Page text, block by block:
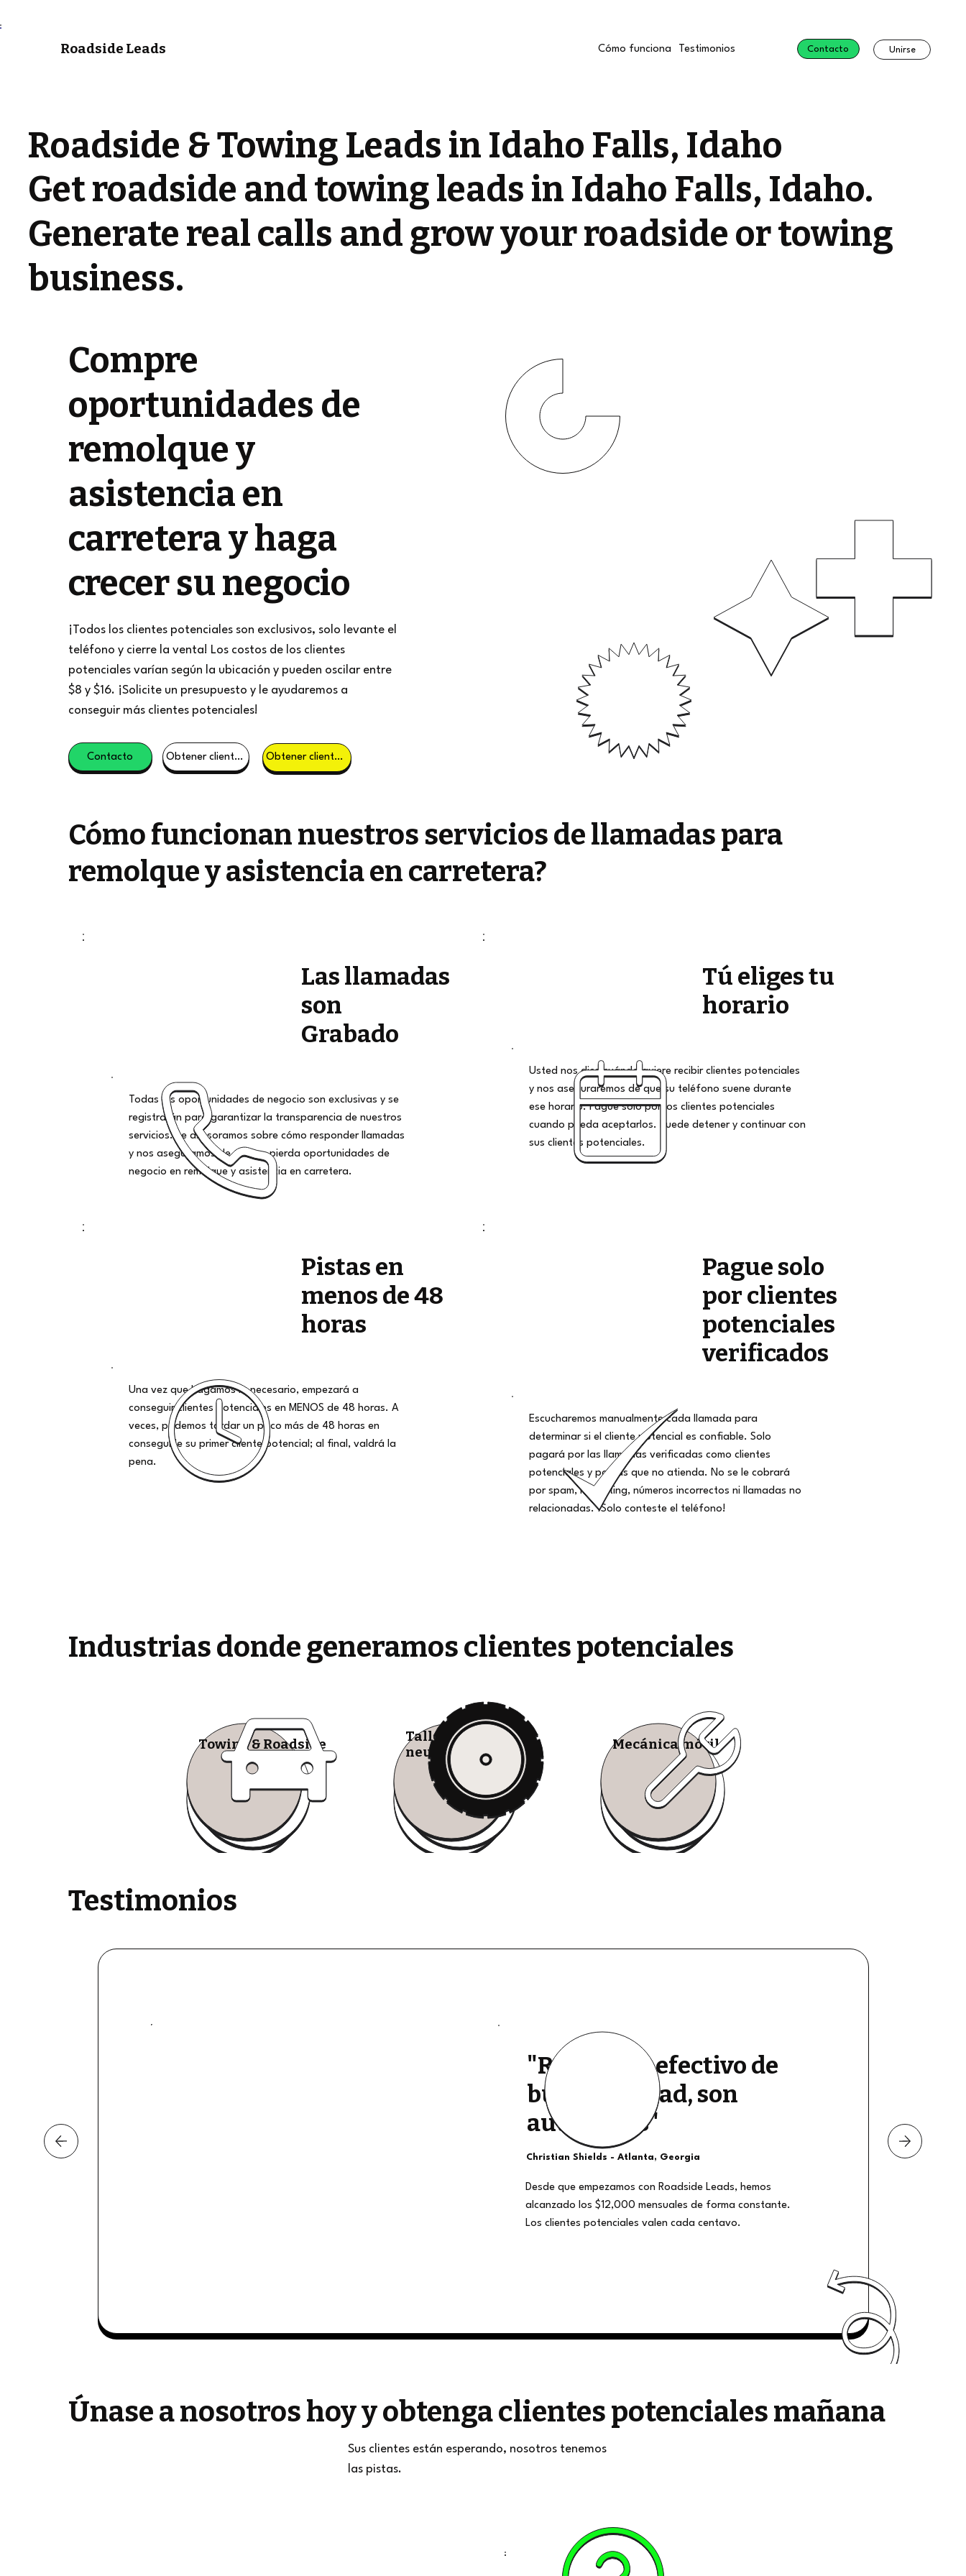
Roadside Leads Cómo funciona Testimonios Contacto Unirse
Roadside & Towing Leads in Idaho Falls, Idaho
Get roadside and towing leads in Idaho Falls, Idaho.
Generate real calls and grow your roadside or towing
business.
Compre
oportunidades de
remolque y
asistencia en
carretera y haga
crecer su negocio
¡Todos los clientes potenciales son exclusivos, solo levante el
teléfono y cierre la venta! Los costos de los clientes
potenciales varían según la ubicación y pueden oscilar entre
$8 y $16. ¡Solicite un presupuesto y le ayudaremos a
conseguir más clientes potenciales!
Contacto Obtener clientes potenciales Obtener clientes potenciales
Cómo funcionan nuestros servicios de llamadas para
remolque y asistencia en carretera?
Las llamadas
son
Grabado
Todas las oportunidades de negocio son exclusivas y se
registrarán para garantizar la transparencia de nuestros
servicios. Le asesoramos sobre cómo responder llamadas
y nos aseguramos de que no pierda oportunidades de
negocio en remolque y asistencia en carretera.
Tú eliges tu
horario
Usted nos dice cuándo quiere recibir clientes potenciales
y nos aseguraremos de que su teléfono suene durante
ese horario. Pague solo por los clientes potenciales
cuando pueda aceptarlos. Puede detener y continuar con
sus clientes potenciales.
Pistas en
menos de 48
horas
Una vez que hagamos lo necesario, empezará a
conseguir clientes potenciales en MENOS de 48 horas. A
veces, podemos tardar un poco más de 48 horas en
conseguirle su primer cliente potencial; al final, valdrá la
pena.
Pague solo
por clientes
potenciales
verificados
Escucharemos manualmente cada llamada para
determinar si el cliente potencial es confiable. Solo
pagará por las llamadas verificadas como clientes
potenciales y por las que no atienda. No se le cobrará
por spam, marketing, números incorrectos ni llamadas no
relacionadas. ¡Solo conteste el teléfono!
Industrias donde generamos clientes potenciales
Towing & Roadside
Talleres de
neumáticos móviles
Mecánica móvil
Testimonios
"Retiros de efectivo de
buena calidad, son
auténticos"
Christian Shields - Atlanta, Georgia
Desde que empezamos con Roadside Leads, hemos
alcanzado los $12,000 mensuales de forma constante.
Los clientes potenciales valen cada centavo.
Únase a nosotros hoy y obtenga clientes potenciales mañana
Sus clientes están esperando, nosotros tenemos
las pistas.